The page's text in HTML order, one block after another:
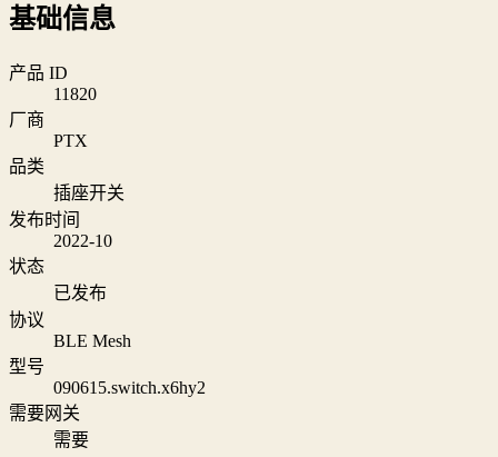
基础信息
产品 ID
11820
厂商
PTX
品类
插座开关
发布时间
2022-10
状态
已发布
协议
BLE Mesh
型号
090615.switch.x6hy2
需要网关
需要